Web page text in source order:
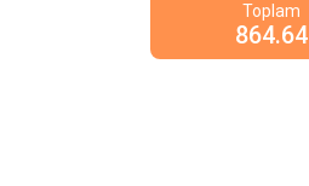
Toplam
864.64